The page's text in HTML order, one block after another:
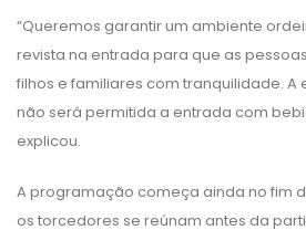
“Queremos garantir um ambiente
revista na entrada para que as
filhos e familiares com tranquilidade. A
não será permitida a entrada com
explicou.
A programação começa ainda no fim
os torcedores se reúnam antes da